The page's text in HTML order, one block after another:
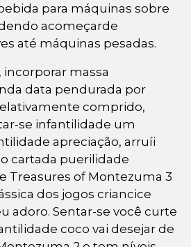
para máquinas sobre
acomeçarde
até máquinas pesadas.
massa
data pendurada por
comprido,
se infantilidade um
apreciação, arruíi
cartada puerilidade
Treasures of Montezuma 3
dos jogos criancice
adoro. Sentar-se você curte
coco vai desejar de